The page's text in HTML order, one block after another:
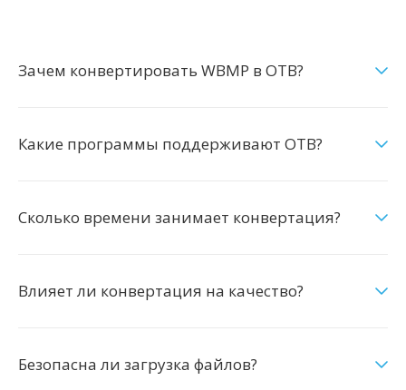
Зачем конвертировать WBMP в OTB?
Какие программы поддерживают OTB?
Сколько времени занимает конвертация?
Влияет ли конвертация на качество?
Безопасна ли загрузка файлов?